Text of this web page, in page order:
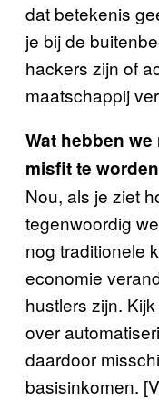
dat betekenis
je bij de
hackers zijn of
maatschappij
Wat hebben
misfit te
Nou, als je ziet
tegenwoordig
nog traditionele
economie
hustlers zijn.
over
daardoor
basisinkomen.